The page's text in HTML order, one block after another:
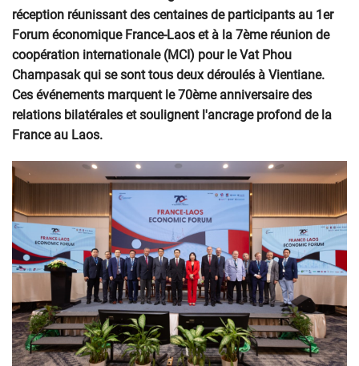
réception réunissant des centaines de participants au 1er
Forum économique France-Laos et à la 7ème réunion de
coopération internationale (MCI) pour le Vat Phou
Champasak qui se sont tous deux déroulés à Vientiane.
Ces événements marquent le 70ème anniversaire des
relations bilatérales et soulignent l'ancrage profond de la
France au Laos.